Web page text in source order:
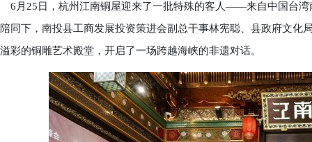
6月25日，杭州江南铜屋迎来了一批特殊的客人——来自中国台湾
陪同下，南投县工商发展投资策进会副总干事林宪聪、县政府文
溢彩的铜雕艺术殿堂，开启了一场跨越海峡的非遗对话。